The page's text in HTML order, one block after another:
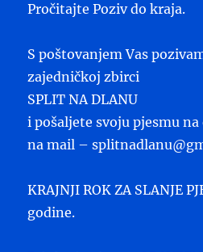
Pročitajte Poziv do kraja.
S poštovanjem Vas
zajedničkoj zbirci
SPLIT NA DLANU
i pošaljete svoju pjesmu na
na mail –
KRAJNJI ROK ZA SLANJE
godine.